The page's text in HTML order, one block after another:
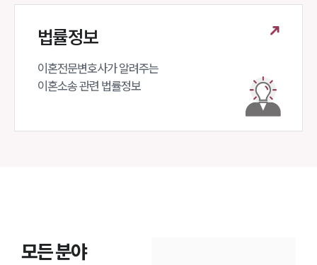
법률정보
이혼전문변호사가 알려주는
이혼소송 관련 법률정보
모든 분야